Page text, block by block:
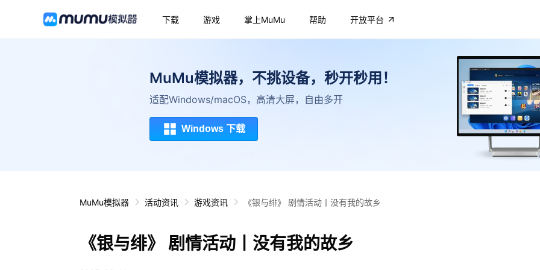
下载 游戏 掌上MuMu 帮助 开放平台
MuMu模拟器，不挑设备，秒开秒用！
适配Windows/macOS，高清大屏，自由多开
Windows 下载
MuMu模拟器 活动资讯 游戏资讯 《银与绯》 剧情活动丨没有我的故乡
《银与绯》 剧情活动丨没有我的故乡